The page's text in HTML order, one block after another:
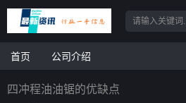
首页 公司介绍
四冲程油油锯的优缺点